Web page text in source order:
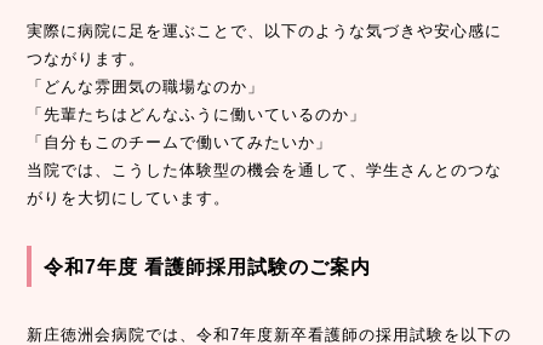
実際に病院に足を運ぶことで、以下のような気づきや安心感に
つながります。
「どんな雰囲気の職場なのか」
「先輩たちはどんなふうに働いているのか」
「自分もこのチームで働いてみたいか」
当院では、こうした体験型の機会を通して、学生さんとのつな
がりを大切にしています。
令和7年度 看護師採用試験のご案内
新庄徳洲会病院では、令和7年度新卒看護師の採用試験を以下の